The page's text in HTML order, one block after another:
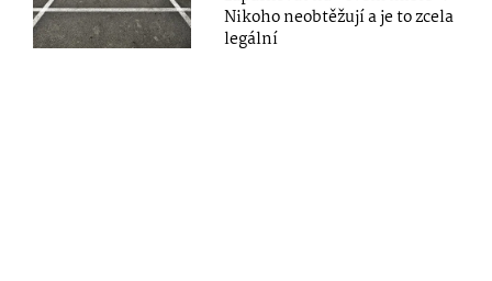
Nikoho neobtěžují a je to zcela
legální